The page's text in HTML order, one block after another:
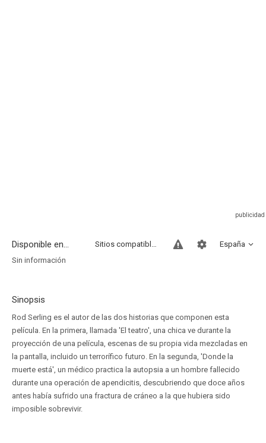
Disponible en... España
Sitios compatibles
Sin información
Sinopsis
Rod Serling es el autor de las dos historias que componen esta
película. En la primera, llamada 'El teatro', una chica ve durante la
proyección de una película, escenas de su propia vida mezcladas en
la pantalla, incluido un terrorífico futuro. En la segunda, 'Donde la
muerte está', un médico practica la autopsia a un hombre fallecido
durante una operación de apendicitis, descubriendo que doce años
antes había sufrido una fractura de cráneo a la que hubiera sido
imposible sobrevivir.